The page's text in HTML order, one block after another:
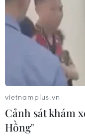
19/07/2026 01:03
Điều gì tạo nên
dinh dưỡng đầu
Phân bổ ngân
khỏe và dân số: Ưu
vietnamplus.vn
Cảnh sát khám
Hồng"